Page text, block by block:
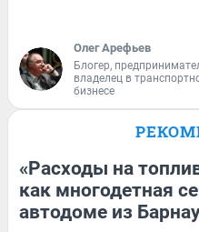
Олег Арефьев
Блогер,
владелец в
бизнесе
«Расходы на
как многодетная
автодоме из